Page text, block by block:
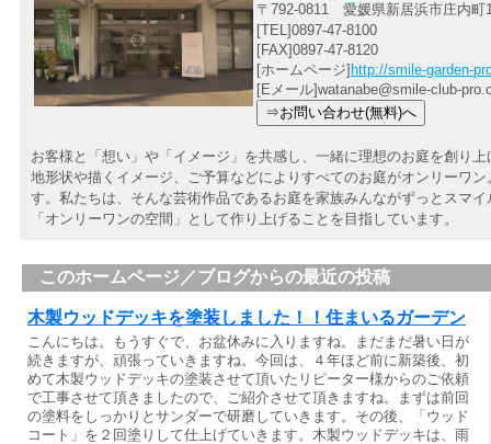
〒792-0811 愛媛県新居浜市庄内町
[TEL]0897-47-8100
[FAX]0897-47-8120
[ホームページ] http://smile-garden-
[Eメール]watanabe@smile-club-
お客様と「想い」や「イメージ」を共感し、一緒に理想のお庭を創り
地形状や描くイメージ、ご予算などによりすべてのお庭がオンリーワ
す。私たちは、そんな芸術作品であるお庭を家族みんながずっとスマ
「オンリーワンの空間」として作り上げることを目指しています。
このホームページ／ブログからの最近の投稿
木製ウッドデッキを塗装しました！！住まいるガーデン
こんにちは。もうすぐで、お盆休みに入りますね。まだまだ暑い日が
続きますが、頑張っていきますね。今回は、４年ほど前に新築後、初
めて木製ウッドデッキの塗装させて頂いたリピーター様からのご依頼
で工事させて頂きましたので、ご紹介させて頂きますね。まずは前回
の塗料をしっかりとサンダーで研磨していきます。その後、「ウッド
コート」を２回塗りして仕上げていきます。木製ウッドデッキは、雨